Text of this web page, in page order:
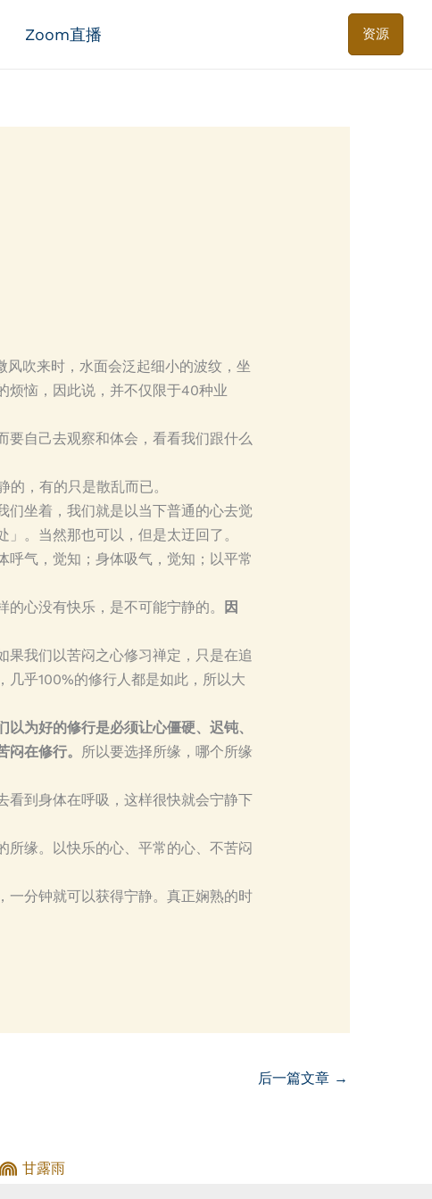
Zoom直播 资源
风吹来时，水面会泛起细小的波纹，坐
烦恼，因此说，并不仅限于40种业
要自己去观察和体会，看看我们跟什么
，有的只是散乱而已。
们坐着，我们就是以当下普通的心去觉
。当然那也可以，但是太迂回了。
气，觉知；身体吸气，觉知；以平常
心没有快乐，是不可能宁静的。
因
果我们以苦闷之心修习禅定，只是在追
乎100%的修行人都是如此，所以大
以为好的修行是必须让心僵硬、迟钝、
在修行。 所以要选择所缘，哪个所缘
看到身体在呼吸，这样很快就会宁静下
缘。以快乐的心、平常的心、不苦闷
一分钟就可以获得宁静。真正娴熟的时
后一篇文章 →
甘露雨